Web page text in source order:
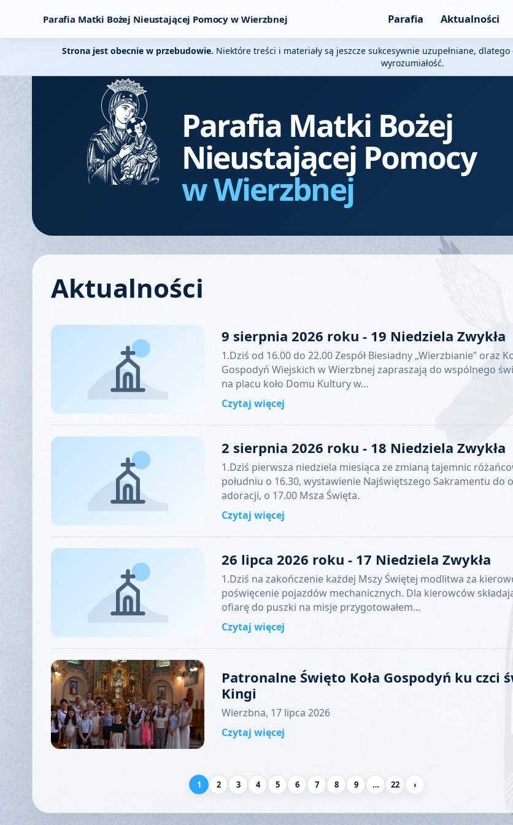
Parafia Matki Bożej Nieustającej Pomocy w Wierzbnej Parafia Aktualności
Strona jest obecnie w przebudowie. Niektóre treści i materiały są jeszcze sukcesywnie uzupełniane,
wyrozumiałość.
Parafia Matki Bożej
Nieustającej Pomocy
w Wierzbnej
Aktualności
9 sierpnia 2026 roku - 19 Niedziela Zwykła
1.Dziś od 16.00 do 22.00 Zespół Biesiadny „Wierzbianie” oraz
Gospodyń Wiejskich w Wierzbnej zapraszają do wspólnego
na placu koło Domu Kultury w…
Czytaj więcej
2 sierpnia 2026 roku - 18 Niedziela Zwykła
1.Dziś pierwsza niedziela miesiąca ze zmianą tajemnic
południu o 16.30, wystawienie Najświętszego Sakramentu do
adoracji, o 17.00 Msza Święta.
Czytaj więcej
26 lipca 2026 roku - 17 Niedziela Zwykła
1.Dziś na zakończenie każdej Mszy Świętej modlitwa za
poświęcenie pojazdów mechanicznych. Dla kierowców
ofiarę do puszki na misje przygotowałem…
Czytaj więcej
Patronalne Święto Koła Gospodyń ku czci
Kingi
Wierzbna, 17 lipca 2026
Czytaj więcej
1 2 3 4 5 6 7 8 9 … 22 ›